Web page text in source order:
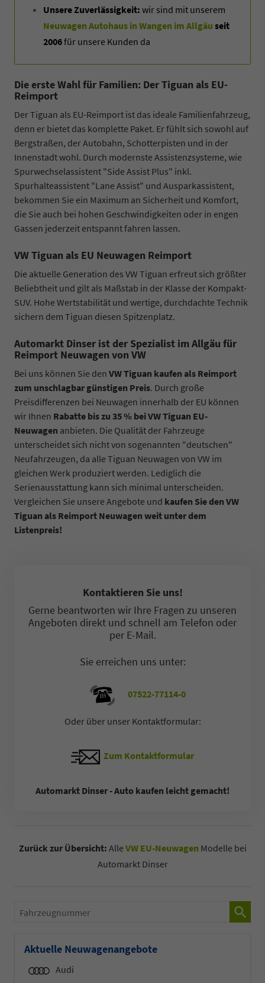
Unsere Zuverlässigkeit: wir sind mit unserem
Neuwagen Autohaus in Wangen im Allgäu seit
2006für unsere Kunden da
Die erste Wahl für Familien: Der Tiguan als EU-
Reimport
Der Tiguan als EU-Reimport ist das ideale Familienfahrzeug,
denn er bietet das komplette Paket. Er fühlt sich sowohl auf
Bergstraßen, der Autobahn, Schotterpisten und in der
Innenstadt wohl. Durch modernste Assistenzsysteme, wie
Spurwechselassistent "Side Assist Plus" inkl.
Spurhalteassistent "Lane Assist" und Ausparkassistent,
bekommen Sie ein Maximum an Sicherheit und Komfort,
die Sie auch bei hohen Geschwindigkeiten oder in engen
Gassen jederzeit entspannt fahren lassen.
VW Tiguan als EU Neuwagen Reimport
Die aktuelle Generation des VW Tiguan erfreut sich größter
Beliebtheit und gilt als Maßstab in der Klasse der Kompakt-
SUV. Hohe Wertstabilität und wertige, durchdachte Technik
sichern dem Tiguan diesen Spitzenplatz.
Automarkt Dinser ist der Spezialist im Allgäu für
Reimport Neuwagen von VW
Bei uns können Sie den VW Tiguan kaufen als Reimport
zum unschlagbar günstigen Preis. Durch große
Preisdifferenzen bei Neuwagen innerhalb der EU können
wir Ihnen Rabatte bis zu 35 % bei VW Tiguan EU-
Neuwagen anbieten. Die Qualität der Fahrzeuge
unterscheidet sich nicht von sogenannten "deutschen"
Neufahrzeugen, da alle Tiguan Neuwagen von VW im
gleichen Werk produziert werden. Lediglich die
Serienausstattung kann sich minimal unterscheiden.
Vergleichen Sie unsere Angebote und kaufen Sie den VW
Tiguan als Reimport Neuwagen weit unter dem
Listenpreis!
Kontaktieren Sie uns!
Gerne beantworten wir Ihre Fragen zu unseren
Angeboten direkt und schnell am Telefon oder
per E-Mail.
Sie erreichen uns unter:
07522-77114-0
Oder über unser Kontaktformular:
Zum Kontaktformular
Automarkt Dinser - Auto kaufen leicht gemacht!
Zurück zur Übersicht: AlleVW EU-Neuwagen Modelle bei
Automarkt Dinser
Fahrzeugnummer
Aktuelle Neuwagenangebote
Audi